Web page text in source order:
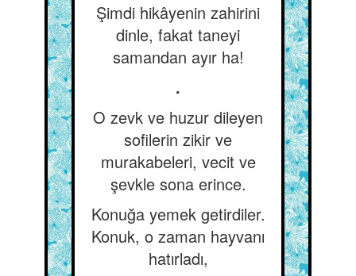
Şimdi hikâyenin zahirini
dinle, fakat taneyi
samandan ayır ha!
.
O zevk ve huzur dileyen
sofilerin zikir ve
murakabeleri, vecit ve
şevkle sona erince.
Konuğa yemek getirdiler.
Konuk, o zaman hayvanı
hatırladı,